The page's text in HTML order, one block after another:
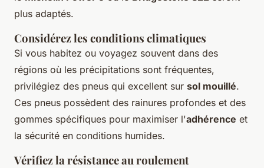
plus adaptés.
Considérez les conditions climatiques
Si vous habitez ou voyagez souvent dans des
régions où les précipitations sont fréquentes,
privilégiez des pneus qui excellent sur sol mouillé.
Ces pneus possèdent des rainures profondes et des
gommes spécifiques pour maximiser l'adhérence et
la sécurité en conditions humides.
Vérifiez la résistance au roulement